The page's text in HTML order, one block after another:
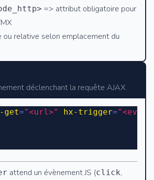
=> attribut obligatoire pour
ou relative selon emplacement du
déclenchant la requête AJAX.
get="<url>" hx-trigger=
attend un évènement JS (click,